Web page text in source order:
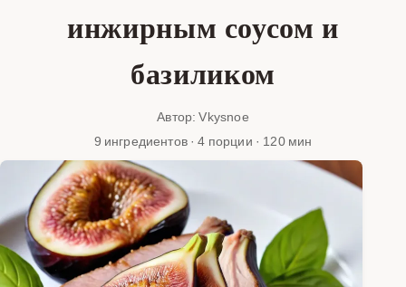
инжирным соусом и
базиликом
Автор: Vkysnoe
9 ингредиентов · 4 порции · 120 мин